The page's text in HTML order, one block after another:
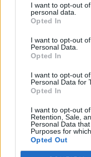
I want to opt-out
personal data.
Opted In
I want to opt-out
Personal Data.
Opted In
I want to opt-out
Personal Data for
Opted In
I want to opt-out
Retention, Sale,
Personal Data
Purposes for
Opted Out
pomidoruose:
būdas išspręsti šią
Sodas ir daržas
Kaip vasarą genėti
serbentus ir agrastus